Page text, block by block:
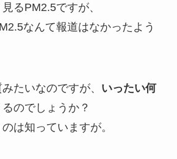
るPM2.5ですが、
なんて報道はなかったよう
たいなのですが、 いったい何
のでしょうか？
は知っていますが。